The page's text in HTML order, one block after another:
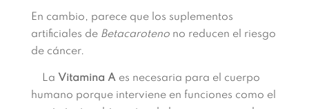
En cambio, parece que los suplementos
artificiales de Betacarotenono reducen el riesgo
de cáncer.
La Vitamina Aes necesaria para el cuerpo
humano porque interviene en funciones como el